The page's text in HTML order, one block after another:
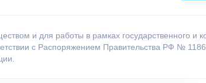
и для работы в рамках государственного и
с Распоряжением Правительства РФ №